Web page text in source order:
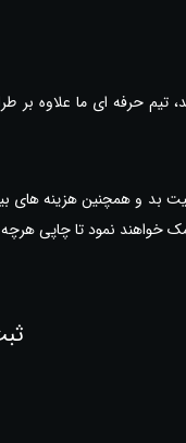
تیم حرفه ای ما علاوه بر
بد و همچنین هزینه های
خواهند نمود تا چاپی